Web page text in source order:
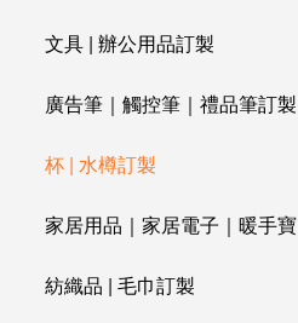
文具 | 辦公用品訂製
廣告筆｜觸控筆｜禮品筆訂製
杯 | 水樽訂製
家居用品｜家居電子｜暖手寶
紡織品 | 毛巾訂製